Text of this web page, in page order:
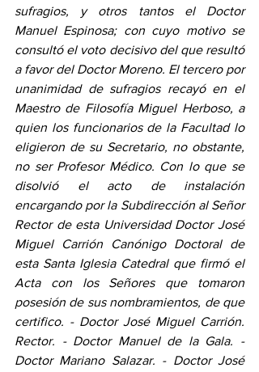
sufragios, y otros tantos el Doctor
Manuel Espinosa; con cuyo motivo se
consultó el voto decisivo del que resultó
a favor del Doctor Moreno. El tercero por
unanimidad de sufragios recayó en el
Maestro de Filosofía Miguel Herboso, a
quien los funcionarios de la Facultad lo
eligieron de su Secretario, no obstante,
no ser Profesor Médico. Con lo que se
disolvió el acto de instalación
encargando por la Subdirección al Señor
Rector de esta Universidad Doctor José
Miguel Carrión Canónigo Doctoral de
esta Santa Iglesia Catedral que firmó el
Acta con los Señores que tomaron
posesión de sus nombramientos, de que
certifico. - Doctor José Miguel Carrión.
Rector. - Doctor Manuel de la Gala. -
Doctor Mariano Salazar. - Doctor José